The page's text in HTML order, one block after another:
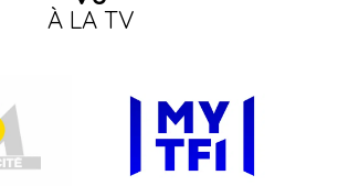
À LA TV